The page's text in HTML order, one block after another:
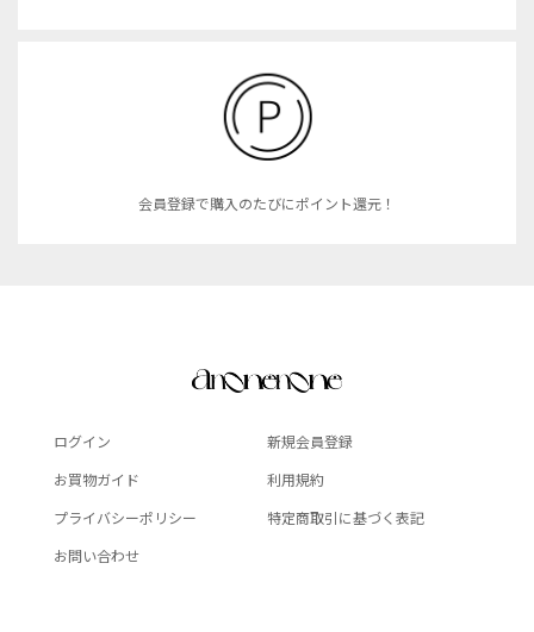
会員登録で購入のたびにポイント還元！
ログイン
新規会員登録
お買物ガイド
利用規約
プライバシーポリシー
特定商取引に基づく表記
お問い合わせ